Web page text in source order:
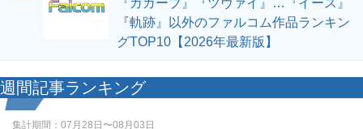
『ガガーブ』『ツヴァイ』…『イース』
『軌跡』以外のファルコム作品ランキン
グTOP10【2026年最新版】
週間記事ランキング
集計期間： 07月28日〜08月03日